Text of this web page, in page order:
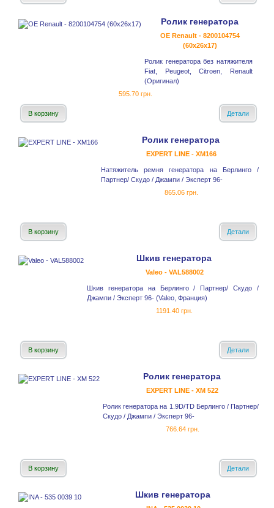
Ролик генератора
OE Renault - 8200104754
(60x26x17)
Ролик генератора без натяжителя
Fiat, Peugeot, Citroen, Renault
(Оригинал)
595.70 грн.
В корзину Детали
Ролик генератора
EXPERT LINE - XM166
Натяжитель ремня генератора на Берлинго /
Партнер/ Скудо / Джампи / Эксперт 96-
865.06 грн.
В корзину Детали
Шкив генератора
Valeo - VAL588002
Шкив генератора на Берлинго / Партнер/ Скудо /
Джампи / Эксперт 96- (Valeo, Франция)
1191.40 грн.
В корзину Детали
Ролик генератора
EXPERT LINE - XM 522
Ролик генератора на 1.9D/TD Берлинго / Партнер/
Скудо / Джампи / Эксперт 96-
766.64 грн.
В корзину Детали
Шкив генератора